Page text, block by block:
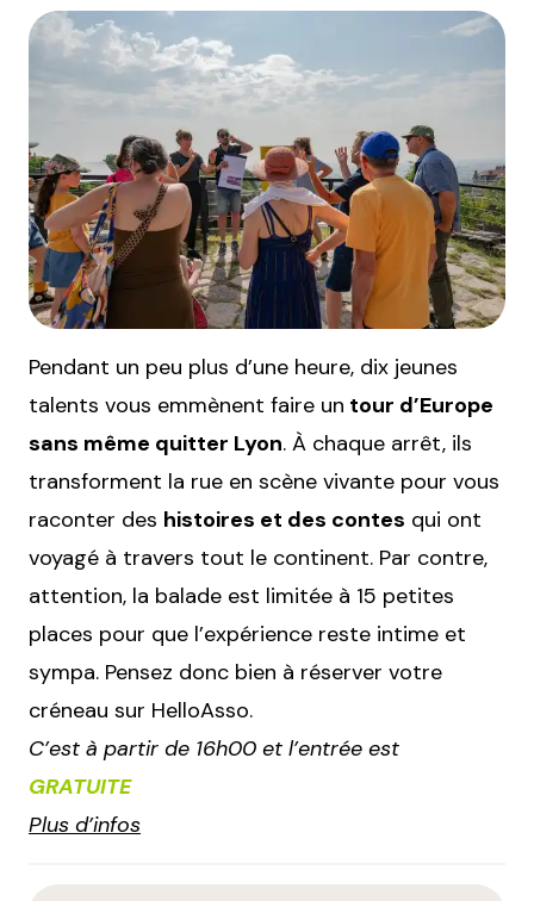
Pendant un peu plus d’une heure, dix jeunes
talents vous emmènent faire un tour d’Europe
sans même quitter Lyon. À chaque arrêt, ils
transforment la rue en scène vivante pour vous
raconter des histoires et des contes qui ont
voyagé à travers tout le continent. Par contre,
attention, la balade est limitée à 15 petites
places pour que l’expérience reste intime et
sympa. Pensez donc bien à réserver votre
créneau sur HelloAsso.
C’est à partir de 16h00 et l’entrée est
GRATUITE
Plus d’infos